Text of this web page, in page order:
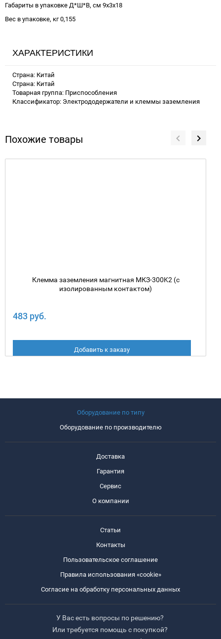
Габариты в упаковке Д*Ш*В, см 9x3x18
Вес в упаковке, кг 0,155
ХАРАКТЕРИСТИКИ
Страна: Китай
Страна: Китай
Товарная группа: Приспособления
Классификатор: Электрододержатели и клеммы заземления
Похожие товары
Клемма заземления магнитная МКЗ-300K2 (с
изолированным контактом)
483 руб.
Добавить к заказу
Оборудование по типу
Оборудование по производителю
Доставка
Гарантия
Сервис
О компании
Статьи
Контакты
Пользовательское соглашение
Правила использования «cookie»
Согласие на обработку персональных данных
У Вас есть вопросы по решению?
Или требуется помощь с покупкой?